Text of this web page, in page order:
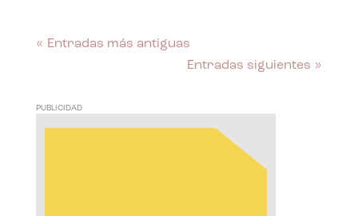
« Entradas más antiguas
Entradas siguientes »
PUBLICIDAD